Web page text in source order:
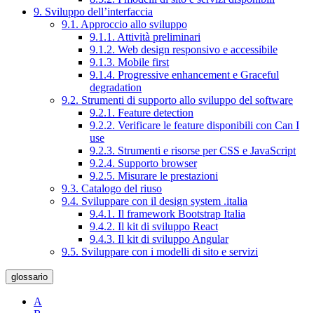
9. Sviluppo dell’interfaccia
9.1. Approccio allo sviluppo
9.1.1. Attività preliminari
9.1.2. Web design responsivo e accessibile
9.1.3. Mobile first
9.1.4. Progressive enhancement e Graceful
degradation
9.2. Strumenti di supporto allo sviluppo del software
9.2.1. Feature detection
9.2.2. Verificare le feature disponibili con Can I
use
9.2.3. Strumenti e risorse per CSS e JavaScript
9.2.4. Supporto browser
9.2.5. Misurare le prestazioni
9.3. Catalogo del riuso
9.4. Sviluppare con il design system .italia
9.4.1. Il framework Bootstrap Italia
9.4.2. Il kit di sviluppo React
9.4.3. Il kit di sviluppo Angular
9.5. Sviluppare con i modelli di sito e servizi
glossario
A